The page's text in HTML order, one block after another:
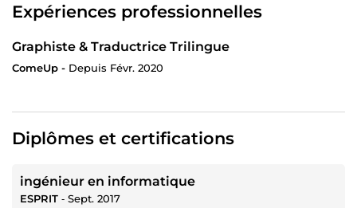
Expériences professionnelles
Graphiste & Traductrice Trilingue
ComeUp - Depuis Févr. 2020
Diplômes et certifications
ingénieur en informatique
ESPRIT ‐ Sept. 2017